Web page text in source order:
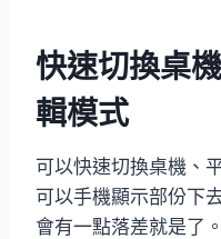
快速切換桌
輯模式
可以快速切換桌機、
可以手機顯示部份下
會有一點落差就是了。